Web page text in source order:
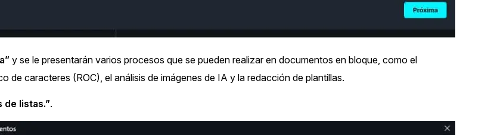
y se le presentarán varios procesos que se pueden realizar en documentos en bloque, como el
de caracteres (ROC), el análisis de imágenes de IA y la redacción de plantillas.
de listas.”.